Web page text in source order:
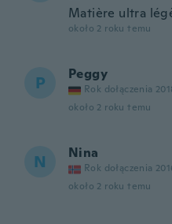
Matière ultra
około 2 roku temu
P Peggy
Rok dołączenia
około 2 roku temu
N Nina
Rok dołączenia
około 2 roku temu